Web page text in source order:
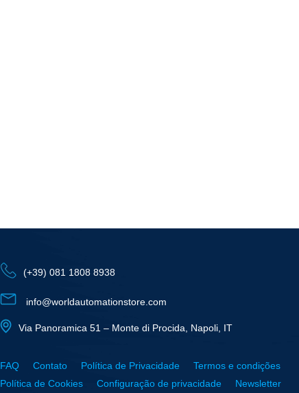
(+39) 081 1808 8938
info@worldautomationstore.com
Via Panoramica 51 – Monte di Procida, Napoli, IT
FAQ Contato Política de Privacidade
Termos e condições
Política de Cookies
Configuração de privacidade Newsletter